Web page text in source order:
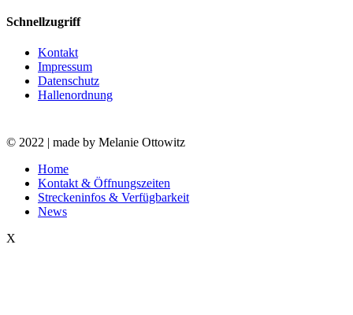
Schnellzugriff
Kontakt
Impressum
Datenschutz
Hallenordnung
© 2022 | made by Melanie Ottowitz
Close
Menu
Home
Kontakt & Öffnungszeiten
Streckeninfos & Verfügbarkeit
News
X